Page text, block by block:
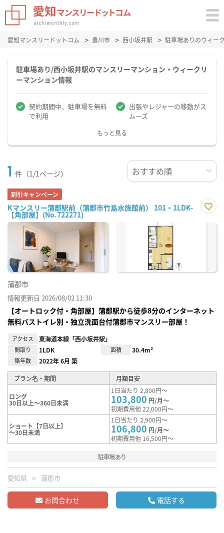
愛知マンスリードットコム 豊川市 西小坂井駅 駐車場ありのウィー
駐車場あり/西小坂井駅のマンスリーマンション・ウィークリ
ーマンション情報
契約期間中、駐車場を無料
で利用
出張やレジャーの移動がス
ムーズ
もっと見る
1 件（1/1ページ）
割引キャンペーン
Kマンスリー蒲郡駅前（蒲郡市竹島水族館前） 101・1LDK-
【角部屋】(No.722271)
に入
蒲郡市
情報更新日 2026/08/02 11:30
【オートロック付・角部屋】蒲郡駅から徒歩8分のインターネット
無料バストイレ別・独立洗面台付蒲郡市マンスリー部屋！
アクセス 東海道本線「西小坂井駅」
間取り 1LDK 面積 30.4m²
築年数 2022年 6月 築
プラン名・期間 月額目安
ロング
30日以上～360日未満
1日当たり 2,800円～
103,800 円/月～
初期費用他 22,000円～
ショート【7日以上】
～30日未満
1日当たり 2,900円～
106,800 円/月～
初期費用他 16,500円～
駐車場あり
愛知県 蒲郡市
お問合わせ 電話する